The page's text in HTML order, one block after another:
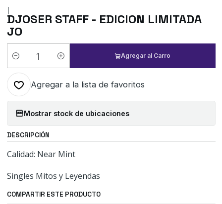
|
DJOSER STAFF - EDICION LIMITADA
JO
Cantidad
Agregar al Carro
Agregar a la lista de favoritos
Mostrar stock de ubicaciones
DESCRIPCIÓN
Calidad: Near Mint
Singles Mitos y Leyendas
COMPARTIR ESTE PRODUCTO